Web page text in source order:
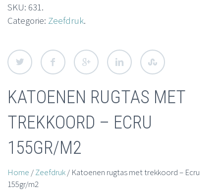
SKU: 631.
Categorie: Zeefdruk.
KATOENEN RUGTAS MET
TREKKOORD – ECRU
155GR/M2
Home /Zeefdruk/ Katoenen rugtas met trekkoord – Ecru
155gr/m2